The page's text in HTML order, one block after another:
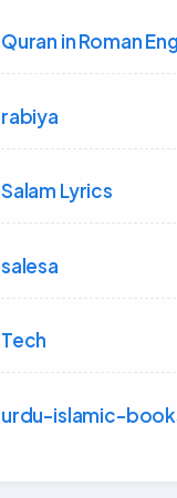
Quran in Roman
rabiya
Salam Lyrics
salesa
Tech
urdu-islamic-